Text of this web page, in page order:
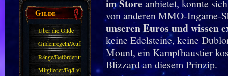
Gilde
Über die Gilde
(DAW)
Gildenregeln/Aufnahme
Ränge/Beförderungen
Mitglieder/Eq/Lvl
im Storeanbietet, konnte
von anderen MMO-Ingame-
unseren Euros und wissen
keine Edelsteine, keine
Mount, ein Kampfhaustier
Blizzard an diesem Prinzip.